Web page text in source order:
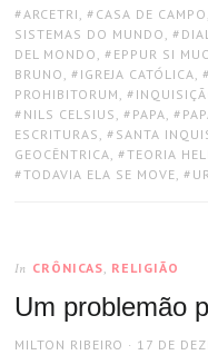
TAGS:
ARCETRI , CASA DE CAMPO
SISTEMAS DO MUNDO ,
DEL MONDO , EPPUR SI
BRUNO , IGREJA CATÓLICA,
PROHIBITORUM ,
NILS CELSIUS , PAPA,
ESCRITURAS , SANTA
GEOCÊNTRICA, TEORIA
TODAVIA ELA SE MOVE,
In CRÔNICAS, RELIGIÃO
Um problemão
AUTHOR
MILTON RIBEIRO
POSTED
17 DE